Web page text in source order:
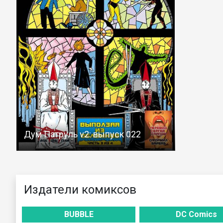
Дум Патруль v2: выпуск 022
Издатели комиксов
BUBBLE DC Comics